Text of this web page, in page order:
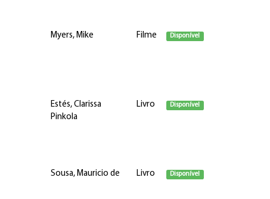
Myers, Mike Filme Disponível
Estés, Clarissa
Pinkola
Livro Disponível
Sousa, Mauricio de Livro Disponível